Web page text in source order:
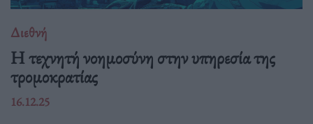
Διεθνή
Η τεχνητή νοημοσύνη στην υπηρεσία της
τρομοκρατίας
16.12.25